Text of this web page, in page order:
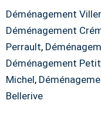
Déménagement
Déménagement
Perrault,
Déménagement
Michel,
Bellerive